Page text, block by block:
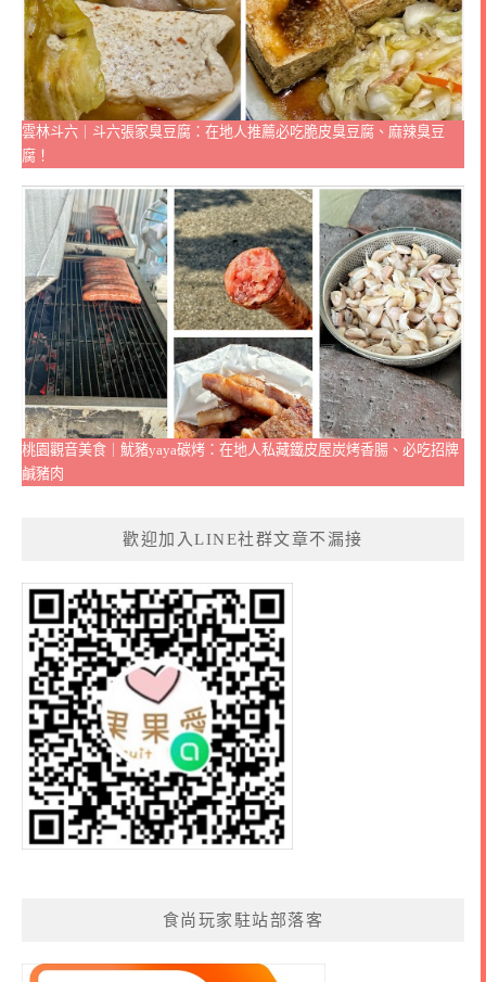
雲林斗六｜斗六張家臭豆腐：在地人推薦必吃脆皮臭豆腐、麻辣臭豆
腐！
桃園觀音美食｜魷豬yaya碳烤：在地人私藏鐵皮屋炭烤香腸、必吃招牌
鹹豬肉
歡迎加入LINE社群文章不漏接
食尚玩家駐站部落客